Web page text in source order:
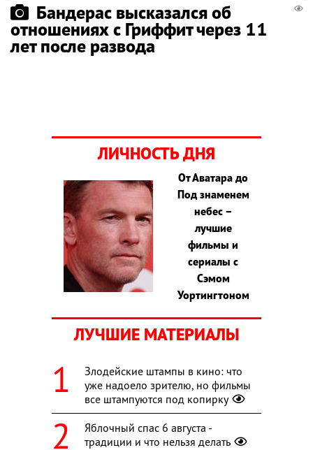
Бандерас высказался об
отношениях с Гриффит через 11
лет после развода
ЛИЧНОСТЬ ДНЯ
От Аватара до
Под знаменем
небес –
лучшие
фильмы и
сериалы с
Сэмом
Уортингтоном
ЛУЧШИЕ МАТЕРИАЛЫ
Злодейские штампы в кино: что
уже надоело зрителю, но фильмы
все штампуются под копирку
Яблочный спас 6 августа -
традиции и что нельзя делать